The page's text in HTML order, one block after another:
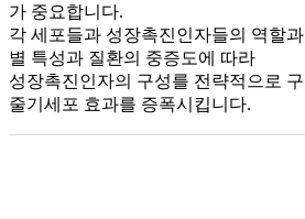
가 중요합니다.
각 세포들과 성장촉진인자들의 역할
별 특성과 질환의 중증도에 따라
성장촉진인자의 구성를 전략적으로
줄기세포 효과를 증폭시킵니다.